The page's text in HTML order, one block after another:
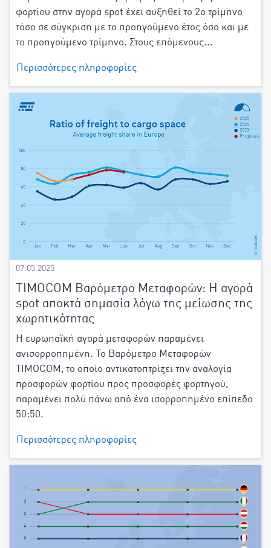
φορτίου στην αγορά spot έχει αυξηθεί το 2ο τρίμηνο
τόσο σε σύγκριση με το προηγούμενο έτος όσο και με
το προηγούμενο τρίμηνο. Στους επόμενους...
Περισσότερες πληροφορίες
07.05.2025
TIMOCOM Βαρόμετρο Μεταφορών: Η αγορά
spot αποκτά σημασία λόγω της μείωσης της
χωρητικότητας
Η ευρωπαϊκή αγορά μεταφορών παραμένει
ανισορροπημένη. Το Βαρόμετρο Μεταφορών
TIMOCOM, το οποίο αντικατοπτρίζει την αναλογία
προσφορών φορτίου προς προσφορές φορτηγού,
παραμένει πολύ πάνω από ένα ισορροπημένο επίπεδο
50:50.
Περισσότερες πληροφορίες